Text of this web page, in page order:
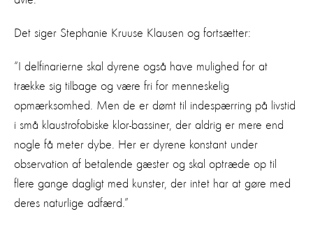
Det siger Stephanie Kruuse Klausen og fortsætter:
“I delfinarierne skal dyrene også have mulighed for at
trække sig tilbage og være fri for menneskelig
opmærksomhed. Men de er dømt til indespærring på livstid
i små klaustrofobiske klor-bassiner, der aldrig er mere end
nogle få meter dybe. Her er dyrene konstant under
observation af betalende gæster og skal optræde op til
flere gange dagligt med kunster, der intet har at gøre med
deres naturlige adfærd.”